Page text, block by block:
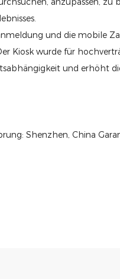
und die mobile
Kiosk wurde für
und erhöht
Shenzhen, China